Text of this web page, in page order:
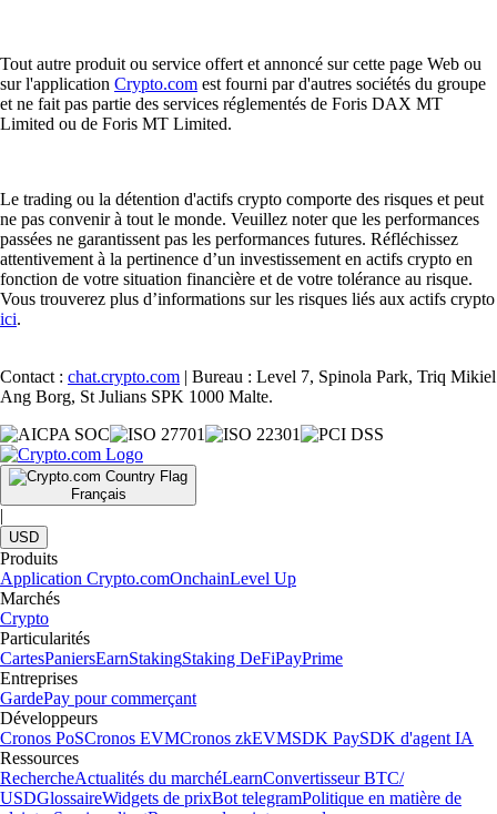
Tout autre produit ou service offert et annoncé sur cette page Web ou
sur l'application Crypto.com est fourni par d'autres sociétés du groupe
et ne fait pas partie des services réglementés de Foris DAX MT
Limited ou de Foris MT Limited.
Le trading ou la détention d'actifs crypto comporte des risques et peut
ne pas convenir à tout le monde. Veuillez noter que les performances
passées ne garantissent pas les performances futures. Réfléchissez
attentivement à la pertinence d’un investissement en actifs crypto en
fonction de votre situation financière et de votre tolérance au risque.
Vous trouverez plus d’informations sur les risques liés aux actifs crypto
ici.
Contact : chat.crypto.com | Bureau : Level 7, Spinola Park, Triq Mikiel
Ang Borg, St Julians SPK 1000 Malte.
Français
|
USD
Produits
Application Crypto.comOnchainLevel Up
Marchés
Crypto
Particularités
CartesPaniersEarnStakingStaking DeFiPayPrime
Entreprises
GardePay pour commerçant
Développeurs
Cronos PoSCronos EVMCronos zkEVMSDK PaySDK d'agent IA
Ressources
RechercheActualités du marchéLearnConvertisseur BTC/
USDGlossaireWidgets de prixBot telegramPolitique en matière de